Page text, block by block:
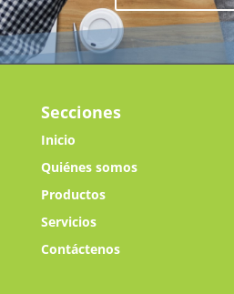
Secciones
Inicio
Quiénes somos
Productos
Servicios
Contáctenos